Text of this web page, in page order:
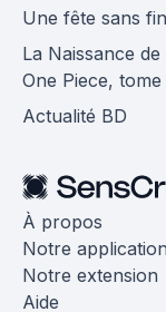
Une fête sans fin
La Naissance
One Piece, tome
Actualité BD
À propos
Notre
Notre extension
Aide